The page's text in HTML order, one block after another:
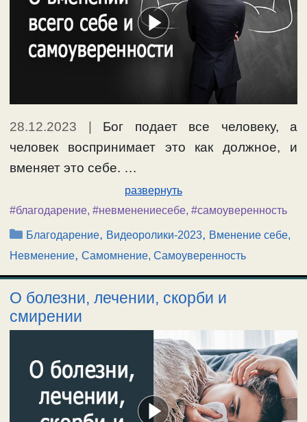
28.12.2023
Бог подает все человеку, а
человек воспринимает это как должное, и
вменяет это себе. …
развернуть
#благодарение, #невменениесебе, #самоуверенность
Рубрики
Благодарение, Видеоролики-2023, Вменение себе,
Невменение, Самомнение, Самоуверенность
О болезни, лечении, скорби и
смирении